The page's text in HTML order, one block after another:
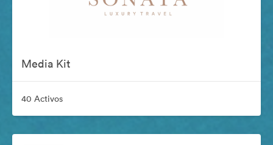
Media Kit
40 Activos